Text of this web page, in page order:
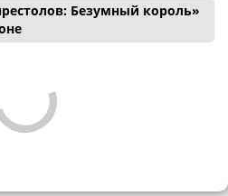
Безумный король»